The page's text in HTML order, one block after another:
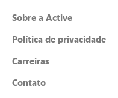
Sobre a Active
Política de privacidade
Carreiras
Contato